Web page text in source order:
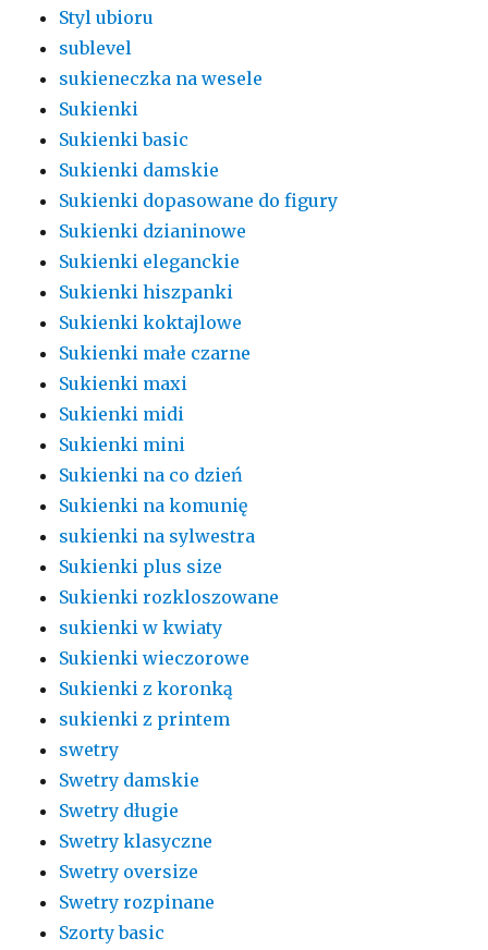
Styl ubioru
sublevel
sukieneczka na wesele
Sukienki
Sukienki basic
Sukienki damskie
Sukienki dopasowane do figury
Sukienki dzianinowe
Sukienki eleganckie
Sukienki hiszpanki
Sukienki koktajlowe
Sukienki małe czarne
Sukienki maxi
Sukienki midi
Sukienki mini
Sukienki na co dzień
Sukienki na komunię
sukienki na sylwestra
Sukienki plus size
Sukienki rozkloszowane
sukienki w kwiaty
Sukienki wieczorowe
Sukienki z koronką
sukienki z printem
swetry
Swetry damskie
Swetry długie
Swetry klasyczne
Swetry oversize
Swetry rozpinane
Szorty basic